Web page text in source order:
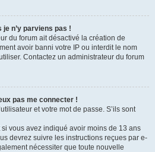
n’y parviens pas !
du forum ait désactivé la création de
avoir banni votre IP ou interdit le nom
Contactez un administrateur du forum
pas me connecter !
et votre mot de passe. S’ils sont
vous avez indiqué avoir moins de 13 ans
devrez suivre les instructions reçues par e-
nécessiter que toute nouvelle